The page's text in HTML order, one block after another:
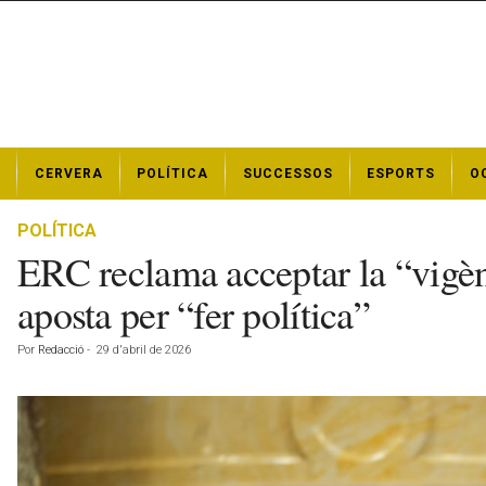
t
CERVERA POLÍTICA SUCCESSOS ESPORTS
POLÍTICA
ERC reclama acceptar la
aposta per “fer política”
Por Redacció - 29 d'abril de 2026